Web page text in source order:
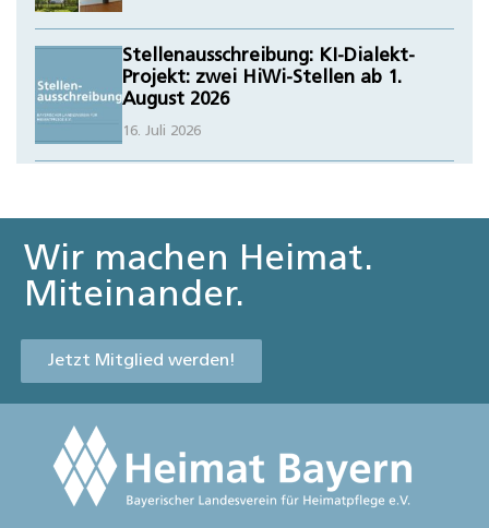
Stellenausschreibung: KI-Dialekt-
Projekt: zwei HiWi-Stellen ab 1.
August 2026
16. Juli 2026
Wir machen Heimat.
Miteinander.
Jetzt Mitglied werden!